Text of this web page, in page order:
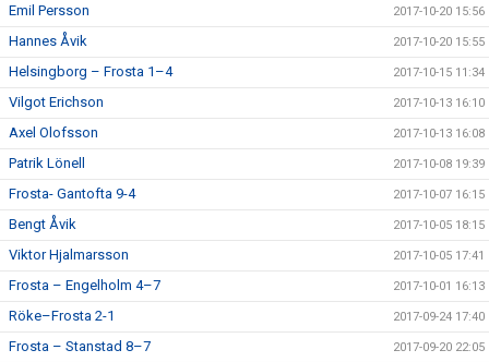
Emil Persson 2017-10-20 15:56
Hannes Åvik 2017-10-20 15:55
Helsingborg – Frosta 1–4 2017-10-15 11:34
Vilgot Erichson 2017-10-13 16:10
Axel Olofsson 2017-10-13 16:08
Patrik Lönell 2017-10-08 19:39
Frosta- Gantofta 9-4 2017-10-07 16:15
Bengt Åvik 2017-10-05 18:15
Viktor Hjalmarsson 2017-10-05 17:41
Frosta – Engelholm 4–7 2017-10-01 16:13
Röke–Frosta 2-1 2017-09-24 17:40
Frosta – Stanstad 8–7 2017-09-20 22:05